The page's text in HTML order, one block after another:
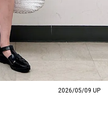
2026/05/09 UP